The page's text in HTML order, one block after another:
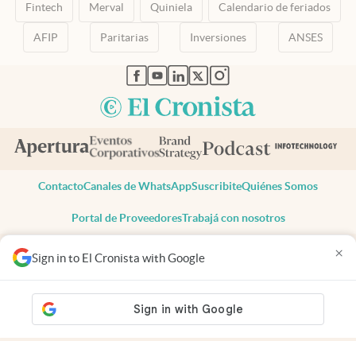
Sign in to El Cronista with Google ×
Fintech Merval Quiniela Calendario de feriados
AFIP Paritarias Inversiones ANSES
abre en nueva pestaña
abre en nueva pestaña
abre en nueva pestaña
abre en nueva pestaña
abre en nueva pestaña
ContactoCanales de WhatsAppSuscribiteQuiénes Somos
Portal de ProveedoresTrabajá con nosotros
Todos los derechos reservados
Privacidad
Consentimiento
Tel:+54 11 7078-3270